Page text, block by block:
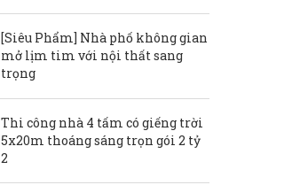
[Siêu Phẩm] Nhà phố không gian
mở lịm tim với nội thất sang
trọng
Thi công nhà 4 tấm có giếng trời
5x20m thoáng sáng trọn gói 2 tỷ
2